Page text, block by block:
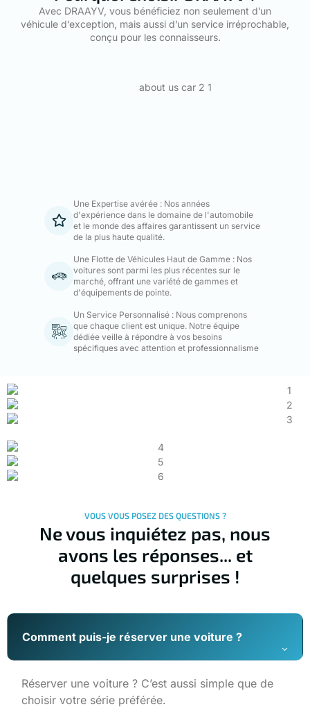
Avec DRAAYV, vous bénéficiez non seulement d’un
véhicule d’exception, mais aussi d’un service irréprochable,
conçu pour les connaisseurs.
Une Expertise avérée : Nos années
d'expérience dans le domaine de l'automobile
et le monde des affaires garantissent un service
de la plus haute qualité.
Une Flotte de Véhicules Haut de Gamme : Nos
voitures sont parmi les plus récentes sur le
marché, offrant une variété de gammes et
d'équipements de pointe.
Un Service Personnalisé : Nous comprenons
que chaque client est unique. Notre équipe
dédiée veille à répondre à vos besoins
spécifiques avec attention et professionnalisme
VOUS VOUS POSEZ DES QUESTIONS ?
Ne vous inquiétez pas, nous
avons les réponses... et
quelques surprises !
Comment puis-je réserver une voiture ?
Réserver une voiture ? C’est aussi simple que de
choisir votre série préférée.